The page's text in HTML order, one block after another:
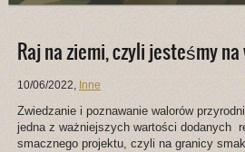
Raj na ziemi, czyli jesteśmy
10/06/2022, Inne
Zwiedzanie i poznawanie walorów
jedna z ważniejszych wartości dodanych
smacznego projektu, czyli na granicy